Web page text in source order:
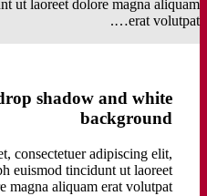
ut laoreet dolore magna aliquam
erat volutpat….
shadow and white
background
consectetuer adipiscing elit,
euismod tincidunt ut laoreet
magna aliquam erat volutpat….